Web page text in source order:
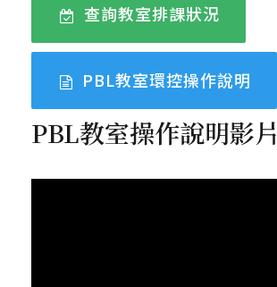
查詢教室排課狀況
PBL教室環控操作說明
PBL教室操作說明影片